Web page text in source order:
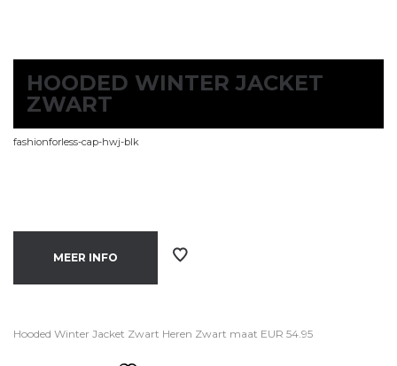
HOODED WINTER JACKET
ZWART
fashionforless-cap-hwj-blk
MEER INFO
Hooded Winter Jacket Zwart Heren Zwart maat EUR 54.95